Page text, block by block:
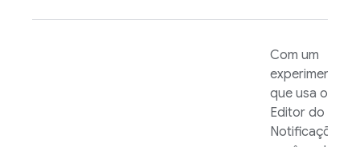
Com um
experimento
que usa o
Editor do
Notificações,